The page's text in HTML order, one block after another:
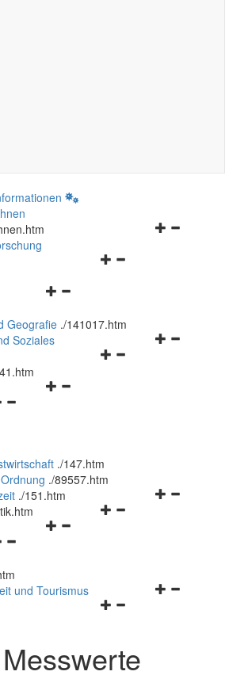
Navigationsmenü
Navigationsmenü
und
schließen
Geografie ./141017.htm
Navigationsmenü
Soziales
Navigationsmenü
./147.htm
./89557.htm
Navigationsmenü
./151.htm
Navigationsmenü
Navigationsmenü
schließen
und Tourismus